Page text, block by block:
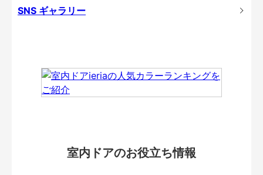
SNS ギャラリー
室内ドアのお役立ち情報